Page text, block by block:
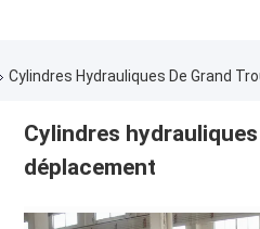
Cylindres Hydrauliques De Grand
Cylindres
déplacement